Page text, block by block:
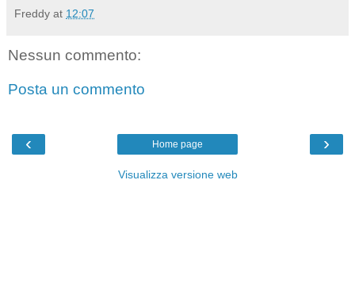
Freddy at 12:07
Nessun commento:
Posta un commento
‹ ›
Home page
Visualizza versione web